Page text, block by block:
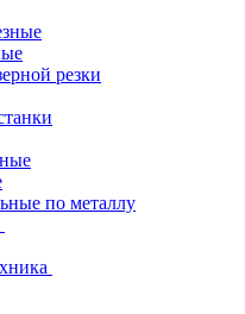
резки
по металлу